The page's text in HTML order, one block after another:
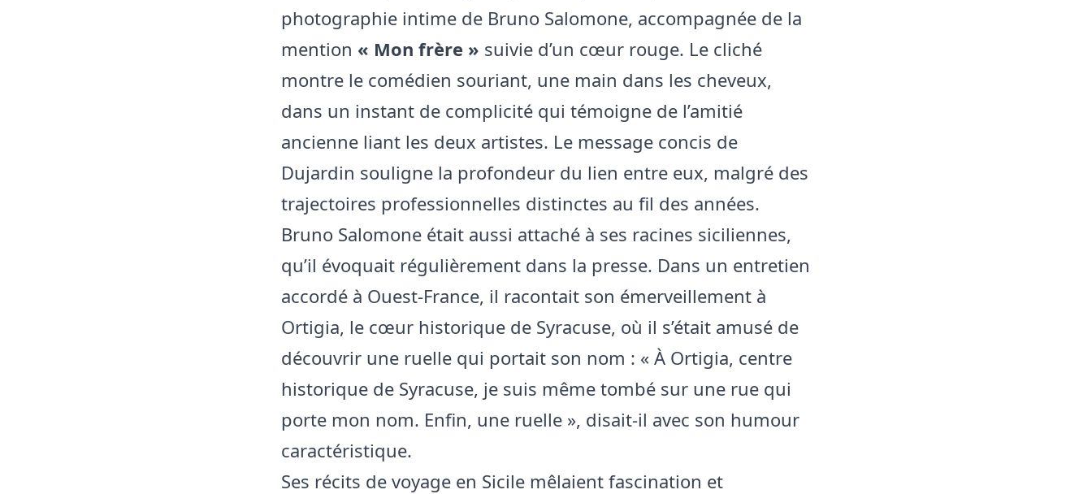
photographie intime de Bruno Salomone, accompagnée de la
mention « Mon frère » suivie d’un cœur rouge. Le cliché
montre le comédien souriant, une main dans les cheveux,
dans un instant de complicité qui témoigne de l’amitié
ancienne liant les deux artistes. Le message concis de
Dujardin souligne la profondeur du lien entre eux, malgré des
trajectoires professionnelles distinctes au fil des années.
Bruno Salomone était aussi attaché à ses racines siciliennes,
qu’il évoquait régulièrement dans la presse. Dans un entretien
accordé à Ouest‑France, il racontait son émerveillement à
Ortigia, le cœur historique de Syracuse, où il s’était amusé de
découvrir une ruelle qui portait son nom : « À Ortigia, centre
historique de Syracuse, je suis même tombé sur une rue qui
porte mon nom. Enfin, une ruelle », disait‑il avec son humour
caractéristique.
Ses récits de voyage en Sicile mêlaient fascination et